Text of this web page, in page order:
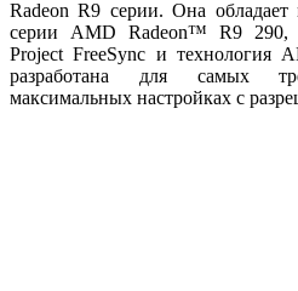
Radeon R9 серии. Она
серии AMD Radeon™ R9 290,
Project FreeSync и технология
разработана для самых
максимальных настройках с